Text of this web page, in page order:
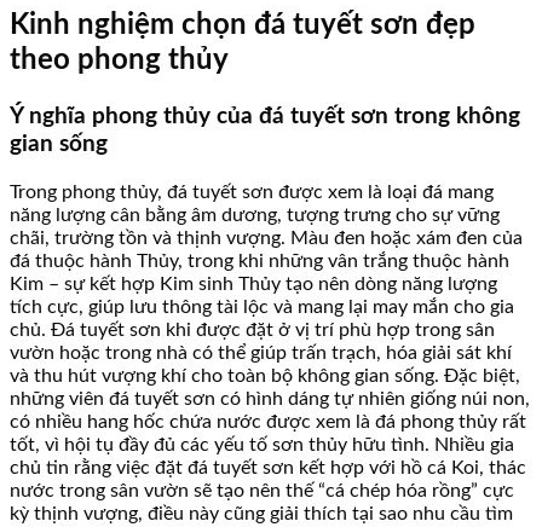
Kinh nghiệm chọn đá tuyết sơn đẹp
theo phong thủy
Ý nghĩa phong thủy của đá tuyết sơn trong không
gian sống
Trong phong thủy, đá tuyết sơn được xem là loại đá mang
năng lượng cân bằng âm dương, tượng trưng cho sự vững
chãi, trường tồn và thịnh vượng. Màu đen hoặc xám đen của
đá thuộc hành Thủy, trong khi những vân trắng thuộc hành
Kim – sự kết hợp Kim sinh Thủy tạo nên dòng năng lượng
tích cực, giúp lưu thông tài lộc và mang lại may mắn cho gia
chủ. Đá tuyết sơn khi được đặt ở vị trí phù hợp trong sân
vườn hoặc trong nhà có thể giúp trấn trạch, hóa giải sát khí
và thu hút vượng khí cho toàn bộ không gian sống. Đặc biệt,
những viên đá tuyết sơn có hình dáng tự nhiên giống núi non,
có nhiều hang hốc chứa nước được xem là đá phong thủy rất
tốt, vì hội tụ đầy đủ các yếu tố sơn thủy hữu tình. Nhiều gia
chủ tin rằng việc đặt đá tuyết sơn kết hợp với hồ cá Koi, thác
nước trong sân vườn sẽ tạo nên thế “cá chép hóa rồng” cực
kỳ thịnh vượng, điều này cũng giải thích tại sao nhu cầu tìm